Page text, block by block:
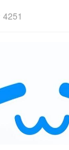
升级进行探讨，
4251